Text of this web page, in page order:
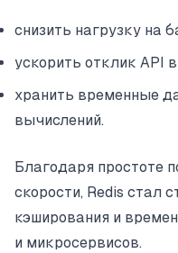
снизить нагрузку на
ускорить отклик API
хранить временные
вычислений.
Благодаря простоте
скорости, Redis стал
кэширования и
и микросервисов.